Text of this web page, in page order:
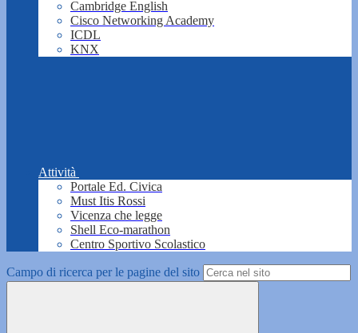
Cambridge English
Cisco Networking Academy
ICDL
KNX
Attività
Portale Ed. Civica
Must Itis Rossi
Vicenza che legge
Shell Eco-marathon
Centro Sportivo Scolastico
Campo di ricerca per le pagine del sito